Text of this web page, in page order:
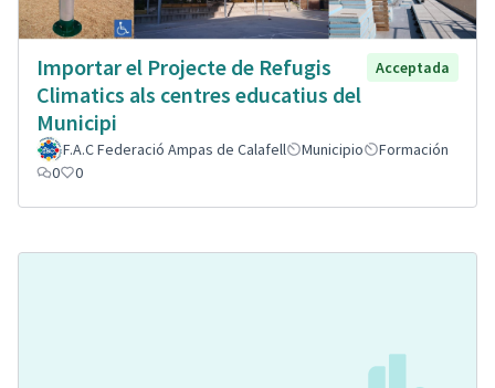
Importar el Projecte de Refugis
Climatics als centres educatius del
Municipi
Acceptada
F.A.C Federació Ampas de Calafell Municipio
Formación
0
0